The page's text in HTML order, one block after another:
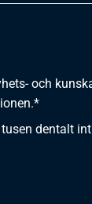
och
dentalt
aktuella